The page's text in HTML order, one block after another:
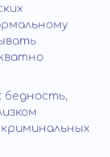
бедность,
криминальных